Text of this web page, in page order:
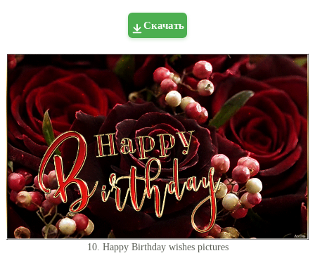
Скачать
10. Happy Birthday wishes pictures